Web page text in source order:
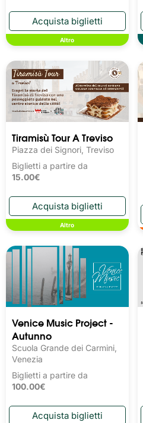
Altro
Tiramisù Tour A Treviso
Piazza dei Signori, Treviso
Biglietti a partire da
15.00€
Altro
Venice Music Project -
Autunno
Scuola Grande dei Carmini,
Venezia
Biglietti a partire da
100.00€